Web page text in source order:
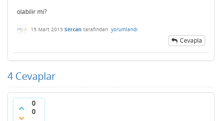
olabilir mi?
15 Mart 2015 Sercan tarafından yorumlandı
Cevapla
4 Cevaplar
0
0